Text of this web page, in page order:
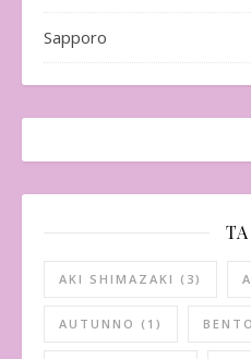
Sapporo
AKI SHIMAZAKI (3)
AUTUNNO (1) BENTO